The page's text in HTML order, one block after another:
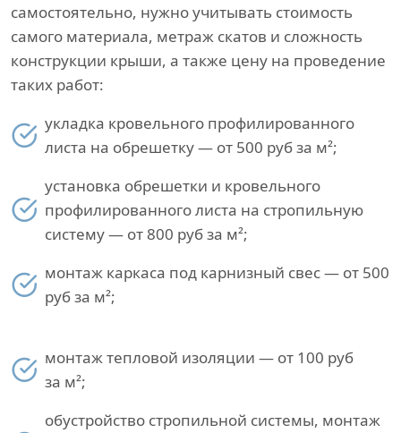
самостоятельно, нужно учитывать стоимость
самого материала, метраж скатов и сложность
конструкции крыши, а также цену на проведение
таких работ:
укладка кровельного профилированного
листа на обрешетку — от 500 руб за м²;
установка обрешетки и кровельного
профилированного листа на стропильную
систему — от 800 руб за м²;
монтаж каркаса под карнизный свес — от 500
руб за м²;
монтаж тепловой изоляции — от 100 руб
за м²;
обустройство стропильной системы, монтаж